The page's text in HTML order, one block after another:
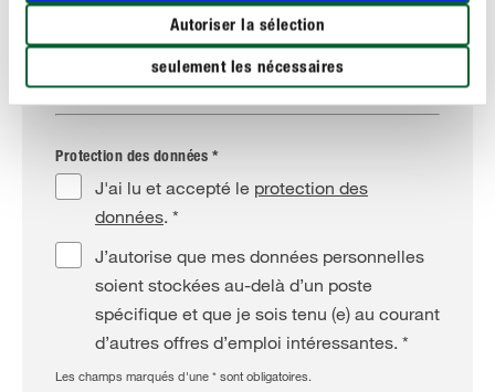
Autoriser la sélection
seulement les nécessaires
Numéro de téléphone *
Protection des données *
J'ai lu et accepté le protection des
données. *
J’autorise que mes données personnelles
soient stockées au-delà d’un poste
spécifique et que je sois tenu (e) au courant
d’autres offres d’emploi intéressantes. *
Les champs marqués d'une * sont obligatoires.